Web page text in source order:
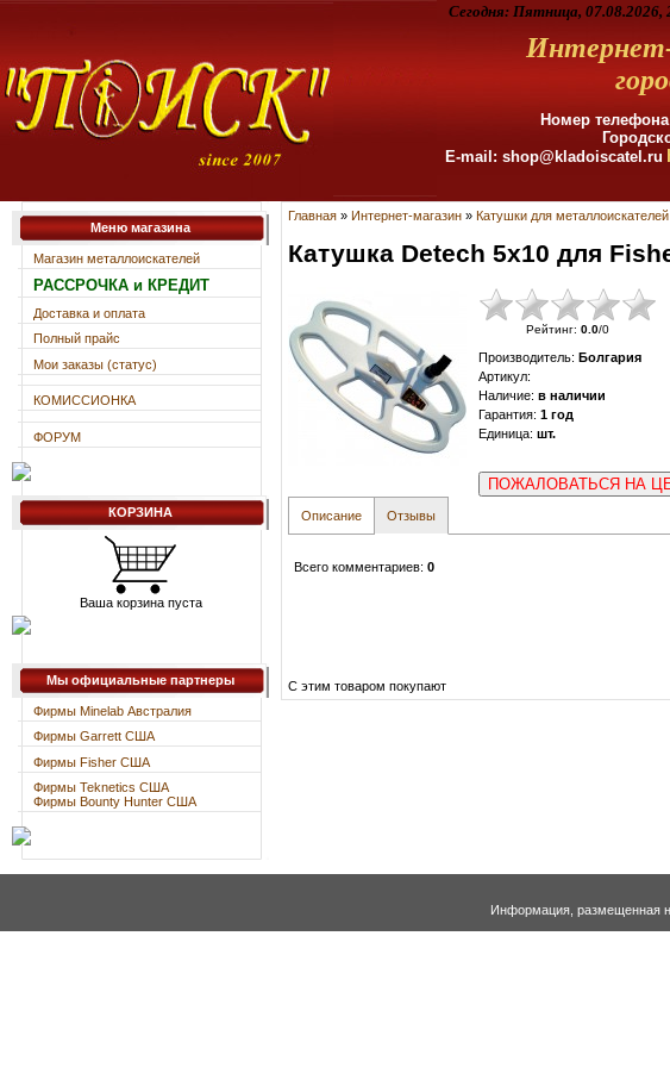
Сегодня: Пятница, 07.08.2026,
Интернет-
Номер
E-mail: shop@kladoiscatel.ru
Меню магазина
Магазин металлоискателей
РАССРОЧКА и КРЕДИТ
Доставка и оплата
Полный прайс
Мои заказы (статус)
КОМИССИОНКА
ФОРУМ
КОРЗИНА
Ваша корзина пуста
Мы официальные партнеры
Фирмы Minelab Австралия
Фирмы Garrett США
Фирмы Fisher США
Фирмы Teknetics США
Фирмы Bounty Hunter США
Главная » Интернет-магазин » Катушки для металлоискателей
Катушка Detech 5x10 для
Рейтинг: 0.0/0
Производитель: Болгария
Артикул:
Наличие: в наличии
Гарантия: 1 год
Единица: шт.
ПОЖАЛОВАТЬСЯ НА
Описание Отзывы
Всего комментариев: 0
С этим товаром покупают
Информация, размещенная